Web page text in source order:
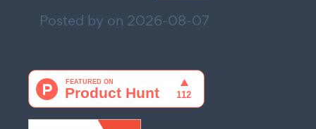
Posted by on 2026-08-07